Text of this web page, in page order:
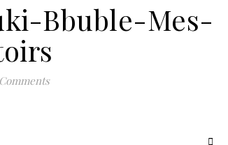
store de créations & artisanats français et
Bbuble-Mes-